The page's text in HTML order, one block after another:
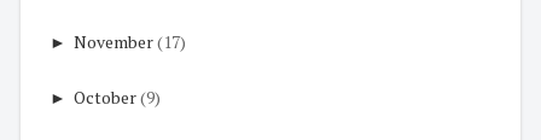
► November(17)
► October(9)